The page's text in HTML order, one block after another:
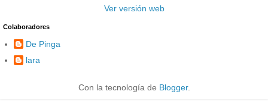
Ver versión web
Colaboradores
De Pinga
lara
Con la tecnología de Blogger.